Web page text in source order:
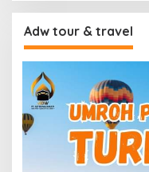
Adw tour & travel